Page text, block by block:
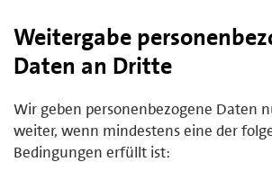
Weitergabe
Daten an Dritte
Wir geben personenbezogene Daten
weiter, wenn mindestens eine der
Bedingungen erfüllt ist: